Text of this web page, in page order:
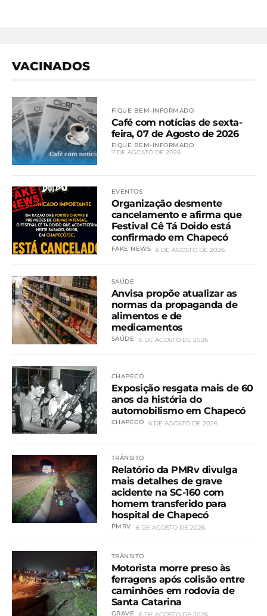
VACINADOS
FIQUE BEM-INFORMADO
Café com notícias de sexta-
feira, 07 de Agosto de 2026
FIQUE BEM-INFORMADO
7 DE AGOSTO DE 2026
EVENTOS
Organização desmente
cancelamento e afirma que
Festival Cê Tá Doido está
confirmado em Chapecó
FAKE NEWS 6 DE AGOSTO DE 2026
SAÚDE
Anvisa propõe atualizar as
normas da propaganda de
alimentos e de
medicamentos
SAÚDE 6 DE AGOSTO DE 2026
CHAPECÓ
Exposição resgata mais de 60
anos da história do
automobilismo em Chapecó
CHAPECÓ 6 DE AGOSTO DE 2026
TRÂNSITO
Relatório da PMRv divulga
mais detalhes de grave
acidente na SC-160 com
homem transferido para
hospital de Chapecó
PMRV 6 DE AGOSTO DE 2026
TRÂNSITO
Motorista morre preso às
ferragens após colisão entre
caminhões em rodovia de
Santa Catarina
GRAVE